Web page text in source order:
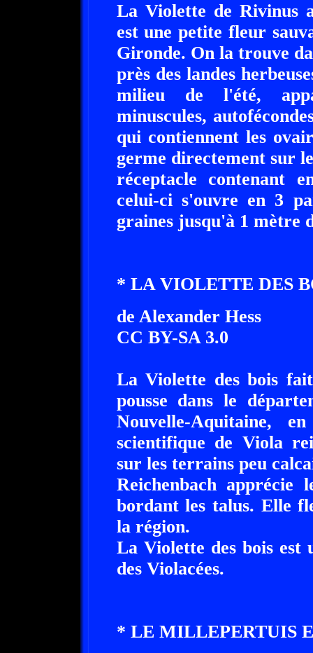
La Violette de Rivinus
est une petite fleur
Gironde. On la trouve
près des landes
milieu de l'été,
minuscules,
qui contiennent les
germe directement sur
réceptacle contenant
celui-ci s'ouvre en 3
graines jusqu'à 1 mètre
* LA VIOLETTE DES
de Alexander Hess
CC BY-SA 3.0
La Violette des bois
pousse dans le
Nouvelle-Aquitaine,
scientifique de Viola
sur les terrains peu
Reichenbach apprécie
bordant les talus. Elle
la région.
La Violette des bois est
des Violacées.
* LE MILLEPERTUIS